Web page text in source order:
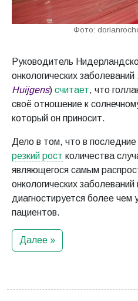
Фото:
Руководитель
онкологических заболеваний
Huijgens) считает, что
своё отношение к
который он приносит.
Дело в том, что в
резкий рост количества
являющегося самым
онкологических
диагностируется более чем
пациентов.
Далее »